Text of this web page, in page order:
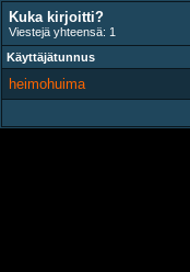
Kuka kirjoitti?
Viestejä yhteensä: 1
Käyttäjätunnus
heimohuima